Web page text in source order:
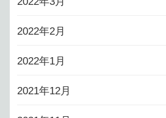
2022年2月
2022年1月
2021年12月